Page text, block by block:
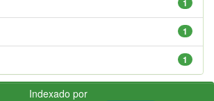
1
1
Indexado por